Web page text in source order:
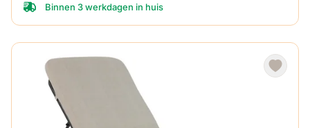
Binnen 3 werkdagen in huis